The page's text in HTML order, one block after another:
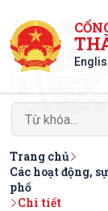
Trang chủ
Các hoạt động,
phố
Chi tiết